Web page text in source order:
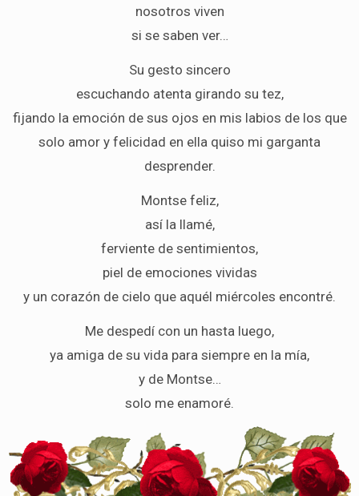
nosotros viven
si se saben ver…
Su gesto sincero
escuchando atenta girando su tez,
fijando la emoción de sus ojos en mis labios de los que
solo amor y felicidad en ella quiso mi garganta
desprender.
Montse feliz,
así la llamé,
ferviente de sentimientos,
piel de emociones vividas
y un corazón de cielo que aquél miércoles encontré.
Me despedí con un hasta luego,
ya amiga de su vida para siempre en la mía,
y de Montse…
solo me enamoré.